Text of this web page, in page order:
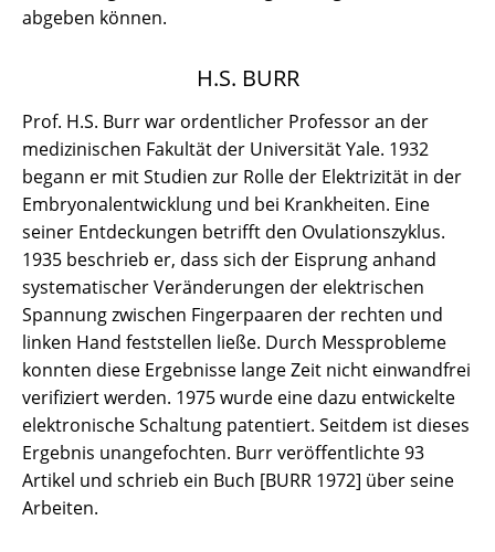
abgeben können.
H.S. BURR
Prof. H.S. Burr war ordentlicher Professor an der
medizinischen Fakultät der Universität Yale. 1932
begann er mit Studien zur Rolle der Elektrizität in der
Embryonalentwicklung und bei Krankheiten. Eine
seiner Entdeckungen betrifft den Ovulationszyklus.
1935 beschrieb er, dass sich der Eisprung anhand
systematischer Veränderungen der elektrischen
Spannung zwischen Fingerpaaren der rechten und
linken Hand feststellen ließe. Durch Messprobleme
konnten diese Ergebnisse lange Zeit nicht einwandfrei
verifiziert werden. 1975 wurde eine dazu entwickelte
elektronische Schaltung patentiert. Seitdem ist dieses
Ergebnis unangefochten. Burr veröffentlichte 93
Artikel und schrieb ein Buch [BURR 1972] über seine
Arbeiten.